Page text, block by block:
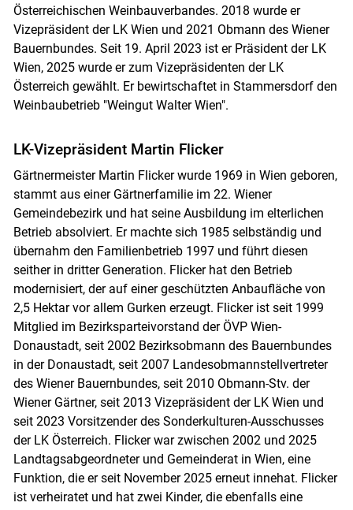
Österreichischen Weinbauverbandes. 2018 wurde er
Vizepräsident der LK Wien und 2021 Obmann des Wiener
Bauernbundes. Seit 19. April 2023 ist er Präsident der LK
Wien, 2025 wurde er zum Vizepräsidenten der LK
Österreich gewählt. Er bewirtschaftet in Stammersdorf den
Weinbaubetrieb "Weingut Walter Wien".
LK-Vizepräsident Martin Flicker
Gärtnermeister Martin Flicker wurde 1969 in Wien geboren,
stammt aus einer Gärtnerfamilie im 22. Wiener
Gemeindebezirk und hat seine Ausbildung im elterlichen
Betrieb absolviert. Er machte sich 1985 selbständig und
übernahm den Familienbetrieb 1997 und führt diesen
seither in dritter Generation. Flicker hat den Betrieb
modernisiert, der auf einer geschützten Anbaufläche von
2,5 Hektar vor allem Gurken erzeugt. Flicker ist seit 1999
Mitglied im Bezirksparteivorstand der ÖVP Wien-
Donaustadt, seit 2002 Bezirksobmann des Bauernbundes
in der Donaustadt, seit 2007 Landesobmannstellvertreter
des Wiener Bauernbundes, seit 2010 Obmann-Stv. der
Wiener Gärtner, seit 2013 Vizepräsident der LK Wien und
seit 2023 Vorsitzender des Sonderkulturen-Ausschusses
der LK Österreich. Flicker war zwischen 2002 und 2025
Landtagsabgeordneter und Gemeinderat in Wien, eine
Funktion, die er seit November 2025 erneut innehat. Flicker
ist verheiratet und hat zwei Kinder, die ebenfalls eine